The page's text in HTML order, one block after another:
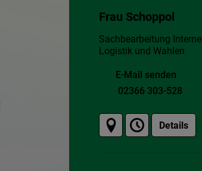
Frau Schoppol
Sachbearbeitung Interne
Logistik und Wahlen
E-Mail senden
02366 303-528
Details